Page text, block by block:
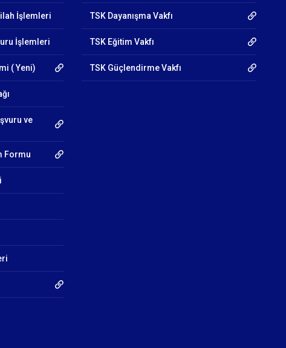
İşlemleri
İşlemleri
( Yeni)
ve
Formu
TSK Dayanışma Vakfı
TSK Eğitim Vakfı
TSK Güçlendirme Vakfı